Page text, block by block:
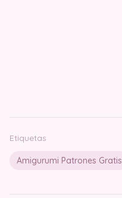
Etiquetas
Amigurumi Patrones Gratis